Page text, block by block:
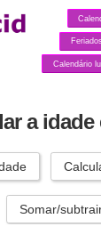
Calendário
a
Somar/